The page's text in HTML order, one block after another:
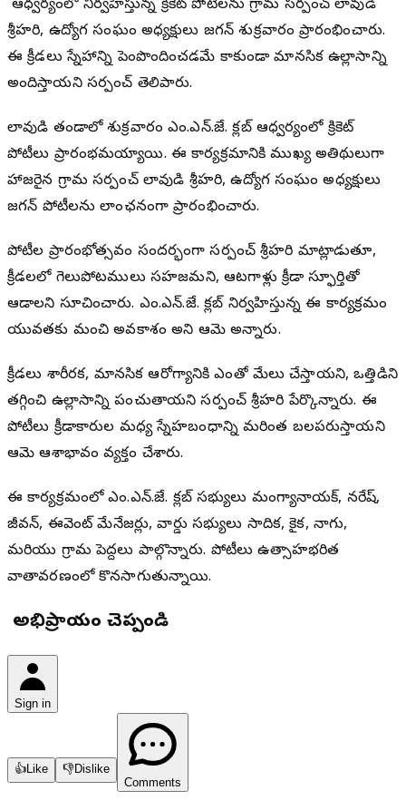
ఆధ్వర్యంలో నిర్వహిస్తున్న క్రికెట్ పోటీలను గ్రామ సర్పంచ్ లావుడి
శ్రీహరి, ఉద్యోగ సంఘం అధ్యక్షులు జగన్ శుక్రవారం ప్రారంభించారు.
ఈ క్రీడలు స్నేహాన్ని పెంపొందించడమే కాకుండా మానసిక ఉల్లాసాన్ని
అందిస్తాయని సర్పంచ్ తెలిపారు.
లావుడి తండాలో శుక్రవారం ఎం.ఎన్.జే. క్లబ్ ఆధ్వర్యంలో క్రికెట్
పోటీలు ప్రారంభమయ్యాయి. ఈ కార్యక్రమానికి ముఖ్య అతిథులుగా
హాజరైన గ్రామ సర్పంచ్ లావుడి శ్రీహరి, ఉద్యోగ సంఘం అధ్యక్షులు
జగన్ పోటీలను లాంఛనంగా ప్రారంభించారు.
పోటీల ప్రారంభోత్సవం సందర్భంగా సర్పంచ్ శ్రీహరి మాట్లాడుతూ,
క్రీడలలో గెలుపోటములు సహజమని, ఆటగాళ్లు క్రీడా స్ఫూర్తితో
ఆడాలని సూచించారు. ఎం.ఎన్.జే. క్లబ్ నిర్వహిస్తున్న ఈ కార్యక్రమం
యువతకు మంచి అవకాశం అని ఆమె అన్నారు.
క్రీడలు శారీరక, మానసిక ఆరోగ్యానికి ఎంతో మేలు చేస్తాయని, ఒత్తిడిని
తగ్గించి ఉల్లాసాన్ని పంచుతాయని సర్పంచ్ శ్రీహరి పేర్కొన్నారు. ఈ
పోటీలు క్రీడాకారుల మధ్య స్నేహబంధాన్ని మరింత బలపరుస్తాయని
ఆమె ఆశాభావం వ్యక్తం చేశారు.
ఈ కార్యక్రమంలో ఎం.ఎన్.జే. క్లబ్ సభ్యులు మంగ్యానాయక్, నరేష్,
జీవన్, ఈవెంట్ మేనేజర్లు, వార్డు సభ్యులు సాదిక, కైక, నాగు,
మరియు గ్రామ పెద్దలు పాల్గొన్నారు. పోటీలు ఉత్సాహభరిత
వాతావరణంలో కొనసాగుతున్నాయి.
మీ అభిప్రాయం చెప్పండి
Sign in
👍Like 👎Dislike
Comments